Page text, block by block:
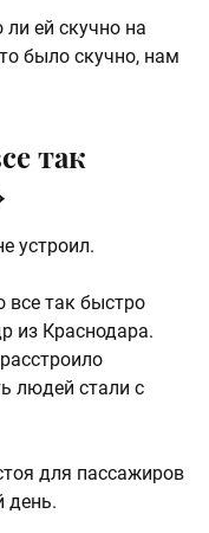
ей скучно на
было скучно, нам
так
устроил.
так быстро
из Краснодара.
людей стали с
для пассажиров
день.